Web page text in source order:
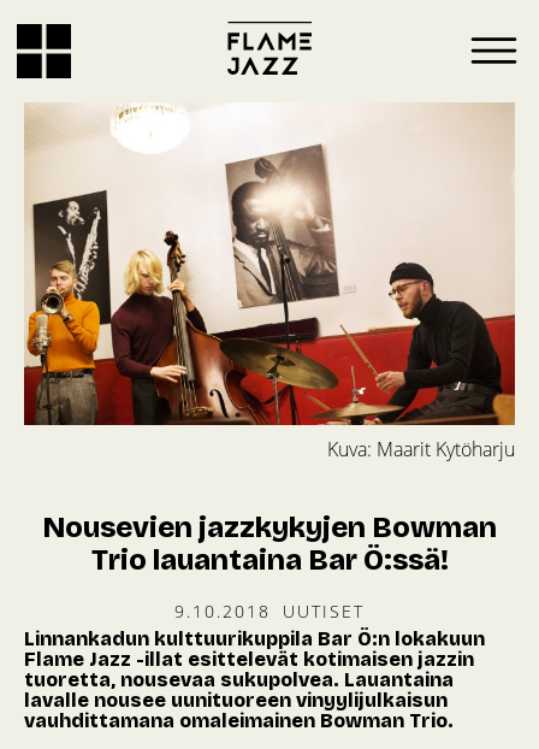
Kuva: Maarit Kytöharju
Nousevien jazzkykyjen Bowman
Trio lauantaina Bar Ö:ssä!
9.10.2018
UUTISET
Linnankadun kulttuurikuppila Bar Ö:n lokakuun
Flame Jazz -illat esittelevät kotimaisen jazzin
tuoretta, nousevaa sukupolvea. Lauantaina
lavalle nousee uunituoreen vinyylijulkaisun
vauhdittamana omaleimainen Bowman Trio.